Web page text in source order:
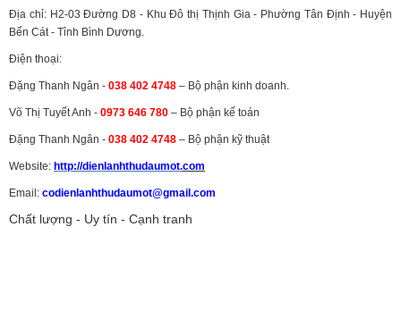
Địa chỉ: H2-03 Đường D8 - Khu Đô thị Thịnh Gia - Phường Tân Định - Huyện
Bến Cát - Tỉnh Bình Dương.
Điện thoại:
Đặng Thanh Ngân - 038 402 4748 – Bộ phận kinh doanh.
Võ Thị Tuyết Anh - 0973 646 780 – Bộ phận kế toán
Đặng Thanh Ngân - 038 402 4748 – Bộ phận kỹ thuật
Website: http://dienlanhthudaumot.com
Email: codienlanhthudaumot@gmail.com
Chất lượng - Uy tín - Cạnh tranh